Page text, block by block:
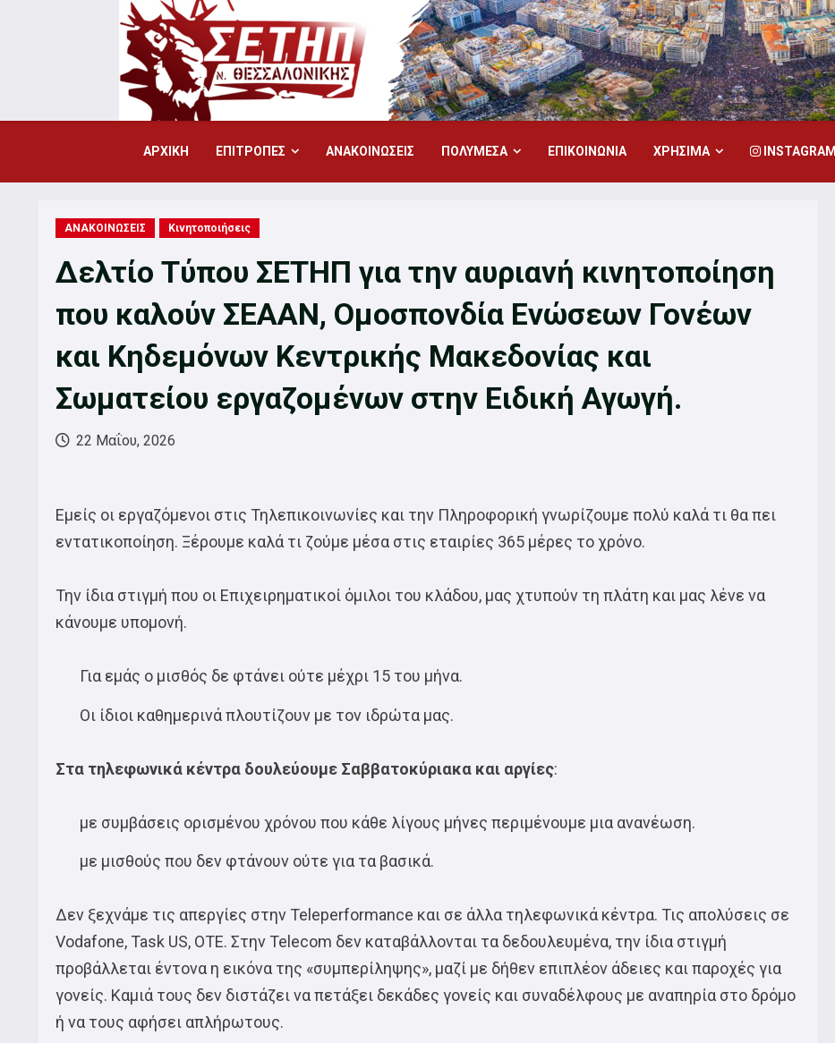
ΑΡΧΙΚΗ ΕΠΙΤΡΟΠΕΣ ΑΝΑΚΟΙΝΩΣΕΙΣ ΠΟΛΥΜΕΣΑ ΕΠΙΚΟΙΝΩΝΙΑ ΧΡΗΣΙΜΑ INSTAGRAM
ΑΝΑΚΟΙΝΩΣΕΙΣ Κινητοποιήσεις
Δελτίο Τύπου ΣΕΤΗΠ για την αυριανή κινητοποίηση
που καλούν ΣΕΑΑΝ, Ομοσπονδία Ενώσεων Γονέων
και Κηδεμόνων Κεντρικής Μακεδονίας και
Σωματείου εργαζομένων στην Ειδική Αγωγή.
22 Μαΐου, 2026
Εμείς οι εργαζόμενοι στις Τηλεπικοινωνίες και την Πληροφορική γνωρίζουμε πολύ καλά τι θα πει
εντατικοποίηση. Ξέρουμε καλά τι ζούμε μέσα στις εταιρίες 365 μέρες το χρόνο.
Την ίδια στιγμή που οι Επιχειρηματικοί όμιλοι του κλάδου, μας χτυπούν τη πλάτη και μας λένε να
κάνουμε υπομονή.
Για εμάς ο μισθός δε φτάνει ούτε μέχρι 15 του μήνα.
Οι ίδιοι καθημερινά πλουτίζουν με τον ιδρώτα μας.
Στα τηλεφωνικά κέντρα δουλεύουμε Σαββατοκύριακα και αργίες:
με συμβάσεις ορισμένου χρόνου που κάθε λίγους μήνες περιμένουμε μια ανανέωση.
με μισθούς που δεν φτάνουν ούτε για τα βασικά.
Δεν ξεχνάμε τις απεργίες στην Teleperformance και σε άλλα τηλεφωνικά κέντρα. Τις απολύσεις σε
Vodafone, Task US, OTE. Στην Telecom δεν καταβάλλονται τα δεδουλευμένα, την ίδια στιγμή
προβάλλεται έντονα η εικόνα της «συμπερίληψης», μαζί με δήθεν επιπλέον άδειες και παροχές για
γονείς. Καμιά τους δεν διστάζει να πετάξει δεκάδες γονείς και συναδέλφους με αναπηρία στο δρόμο
ή να τους αφήσει απλήρωτους.